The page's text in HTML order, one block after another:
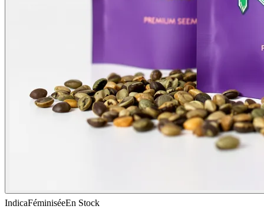
IndicaFéminiséeEn Stock